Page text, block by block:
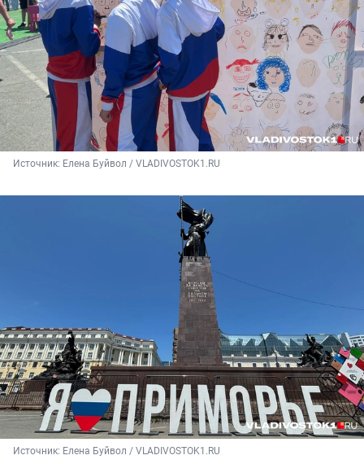
Источник: Елена Буйвол / VLADIVOSTOK1.RU
Источник: Елена Буйвол / VLADIVOSTOK1.RU